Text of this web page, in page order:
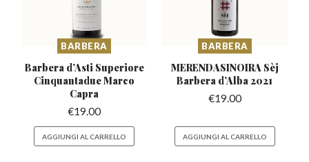
BARBERA
Barbera d’Asti Superiore
Cinquantadue Marco
Capra
€19.00
AGGIUNGI AL CARRELLO
BARBERA
MERENDASINOIRA Sèj
Barbera d’Alba 2021
€19.00
AGGIUNGI AL CARRELLO